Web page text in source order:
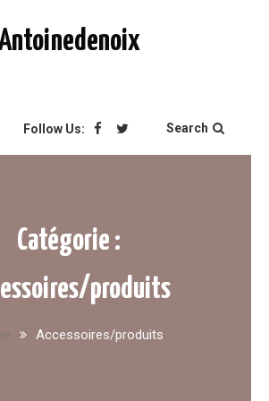
Follow Us: Search
Catégorie :
produits
Accessoires/produits